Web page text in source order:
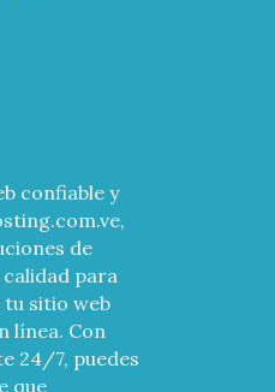
confiable y
de
para
sitio web
línea. Con
24/7, puedes
que